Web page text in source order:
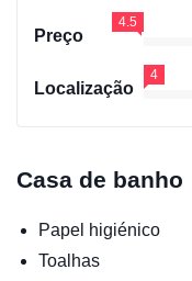
Preço
4.5
Localização
4
Casa de banho
Papel higiénico
Toalhas